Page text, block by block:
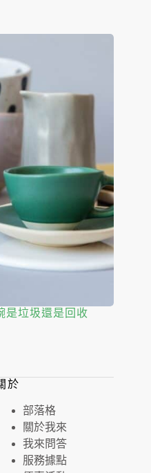
是垃圾還是回收
於
部落格
關於我來
我來問答
服務據點